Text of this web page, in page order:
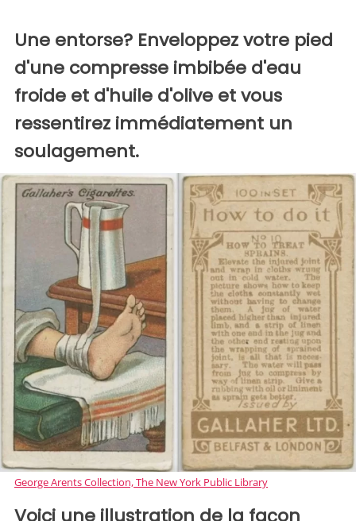
Une entorse? Enveloppez votre pied
d'une compresse imbibée d'eau
froide et d'huile d'olive et vous
ressentirez immédiatement un
soulagement.
George Arents Collection, The New York Public Library